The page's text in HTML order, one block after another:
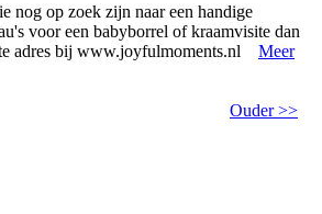
nog op zoek zijn naar een handige
voor een babyborrel of kraamvisite dan
adres bij www.joyfulmoments.nl Meer
Ouder >>